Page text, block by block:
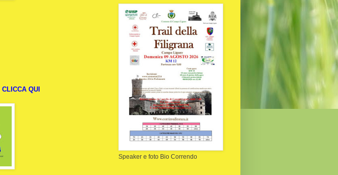
CLICCA QUI
Speaker e foto Bio Correndo